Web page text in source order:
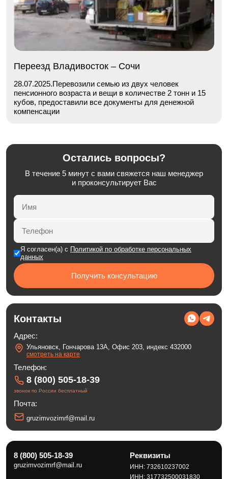
Переезд Владивосток – Сочи
28.07.2025.Перевозили семью из двух человек
пенсионного возраста и вещи в количестве 2 тонн и 15
кубов, предоставили все документы для денежной
компенсации
Остались вопросы?
В течение 5 минут с вами свяжется наш менеджер
и проконсультирует Вас
Я согласен(а) с Политикой по обработке персональных
данных
Получить консультацию
Контакты
Адрес:
Ульяновск, Гончарова 13А, Офис 203, индекс 432000
смотреть на карте
Телефон:
8 (800) 505-18-39
звонок по России бесплатный
Почта:
gruzimvozimrf@mail.ru
8 (800) 505-18-39
gruzimvozimrf@mail.ru
Реквизиты
ИНН: 732610237002
ИНН: 317732500031830